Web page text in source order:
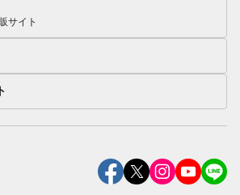
サイト